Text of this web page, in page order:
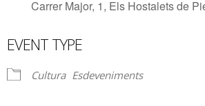
Carrer Major, 1, Els Hostalets de
EVENT TYPE
Cultura Esdeveniments